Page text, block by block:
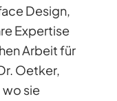
Design,
Expertise
Arbeit für
Oetker,
sie